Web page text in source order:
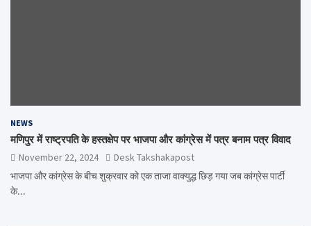
NEWS
मणिपुर में राष्ट्रपति के हस्तक्षेप पर भाजपा और कांग्रेस में पत्र बनाम पत्र विवाद
November 22, 2024
Desk Takshakapost
भाजपा और कांग्रेस के बीच शुक्रवार को एक ताजा वाक्युद्ध छिड़ गया जब कांग्रेस पार्टी
के…